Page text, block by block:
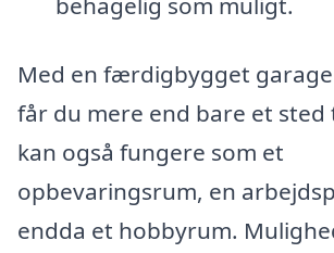
Med en færdigbygget
får du mere end bare et sted
kan også fungere som et
opbevaringsrum, en
endda et hobbyrum.